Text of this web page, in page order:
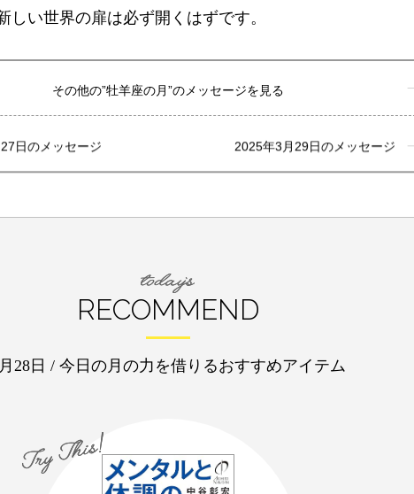
しい世界の扉は必ず開くはずです。
その他の”牡羊座の月”のメッセージを見る
日のメッセージ 2025年3月29日のメッセージ
RECOMMEND
28日 / 今日の月の力を借りるおすすめアイテム